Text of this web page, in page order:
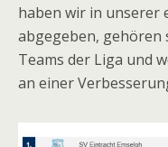
haben wir in unserer
abgegeben, gehören
Teams der Liga und
an einer